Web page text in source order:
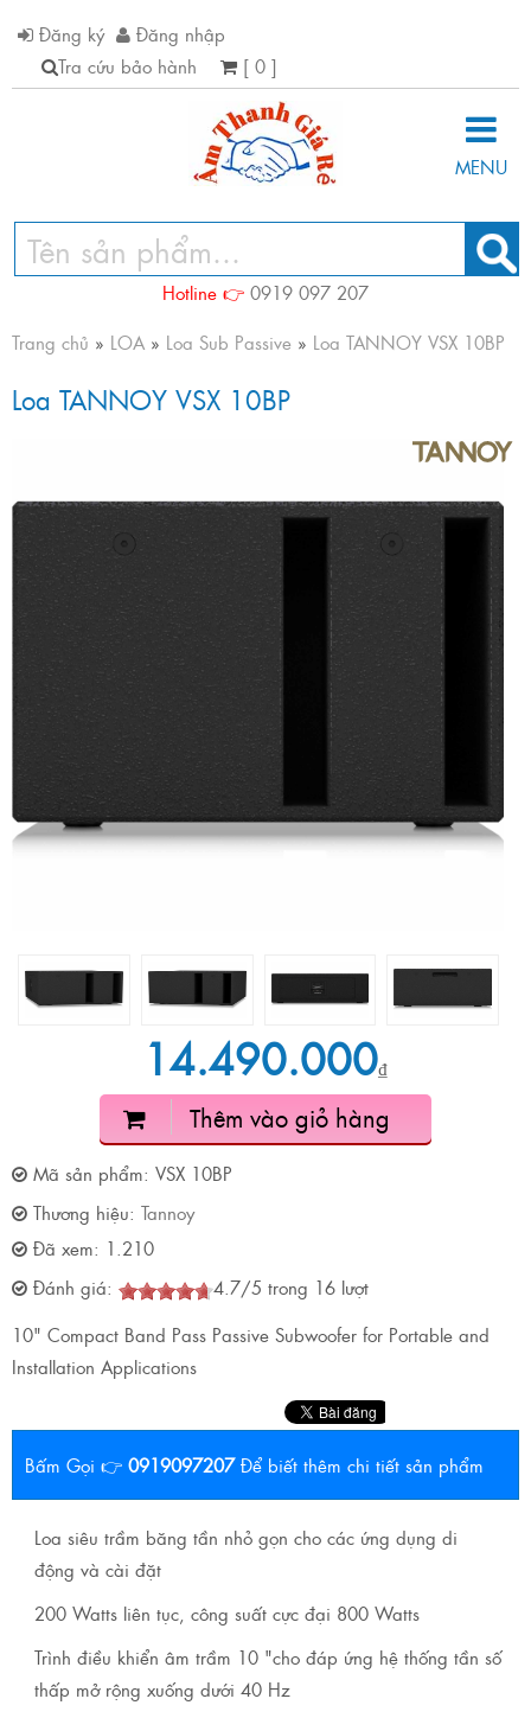
Đăng ký
Đăng nhập
Tra cứu bảo hành
[ 0 ]
MENU
Hotline 👉 0919 097 207
Trang chủ » LOA » Loa Sub Passive » Loa TANNOY VSX 10BP
Loa TANNOY VSX 10BP
14.490.000₫
Thêm vào giỏ hàng
Mã sản phẩm: VSX 10BP
Thương hiệu: Tannoy
Đã xem: 1.210
Đánh giá:
4.7/5 trong 16 lượt
10" Compact Band Pass Passive Subwoofer for Portable and
Installation Applications
Bấm Gọi 👉 0919097207 Để biết thêm chi tiết sản phẩm
Loa siêu trầm băng tần nhỏ gọn cho các ứng dụng di
động và cài đặt
200 Watts liên tục, công suất cực đại 800 Watts
Trình điều khiển âm trầm 10 "cho đáp ứng hệ thống tần số
thấp mở rộng xuống dưới 40 Hz